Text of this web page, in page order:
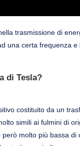
trasmissione di
una certa frequenza
di Tesla?
costituito da un
simili ai fulmini di
però molto più bassa di